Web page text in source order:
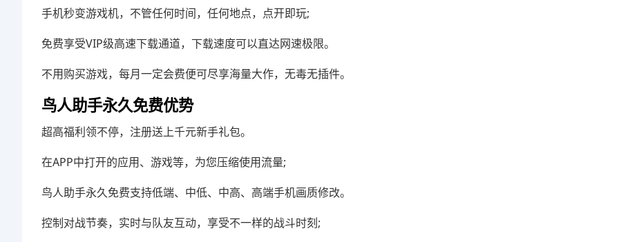
手机秒变游戏机，不管任何时间，任何地点，点开即玩;
免费享受VIP级高速下载通道，下载速度可以直达网速极限。
不用购买游戏，每月一定会费便可尽享海量大作，无毒无插件。
鸟人助手永久免费优势
超高福利领不停，注册送上千元新手礼包。
在APP中打开的应用、游戏等，为您压缩使用流量;
鸟人助手永久免费支持低端、中低、中高、高端手机画质修改。
控制对战节奏，实时与队友互动，享受不一样的战斗时刻;